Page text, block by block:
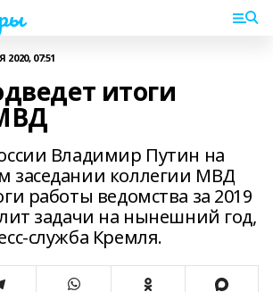
2020, 07:51
итоги
Владимир Путин на
заседании коллегии МВД
работы ведомства за 2019
задачи на нынешний год,
служба Кремля.